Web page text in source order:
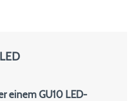
einem GU10 LED-